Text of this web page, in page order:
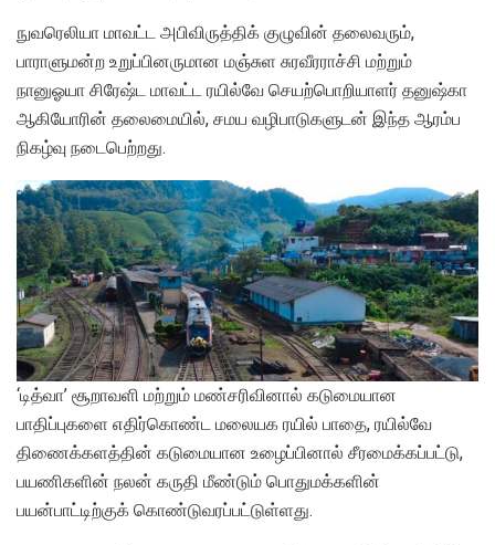
நுவரெலியா மாவட்ட அபிவிருத்திக் குழுவின் தலைவரும்,
பாராளுமன்ற உறுப்பினருமான மஞ்சுள சுரவீரராச்சி மற்றும்
நானுஓயா சிரேஷ்ட மாவட்ட ரயில்வே செயற்பொறியாளர் தனுஷ்கா
ஆகியோரின் தலைமையில், சமய வழிபாடுகளுடன் இந்த ஆரம்ப
நிகழ்வு நடைபெற்றது.
‘டித்வா’ சூறாவளி மற்றும் மண்சரிவினால் கடுமையான
பாதிப்புகளை எதிர்கொண்ட மலையக ரயில் பாதை, ரயில்வே
திணைக்களத்தின் கடுமையான உழைப்பினால் சீரமைக்கப்பட்டு,
பயணிகளின் நலன் கருதி மீண்டும் பொதுமக்களின்
பயன்பாட்டிற்குக் கொண்டுவரப்பட்டுள்ளது.